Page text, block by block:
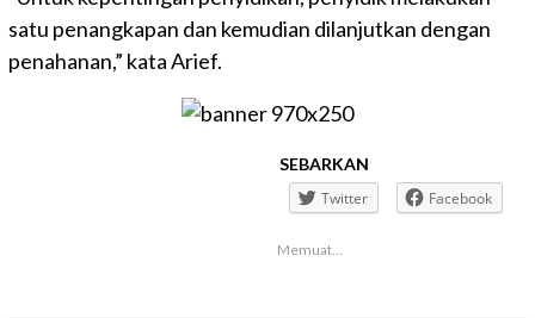
satu penangkapan dan kemudian dilanjutkan dengan
penahanan,” kata Arief.
SEBARKAN
Twitter
Facebook
Memuat...